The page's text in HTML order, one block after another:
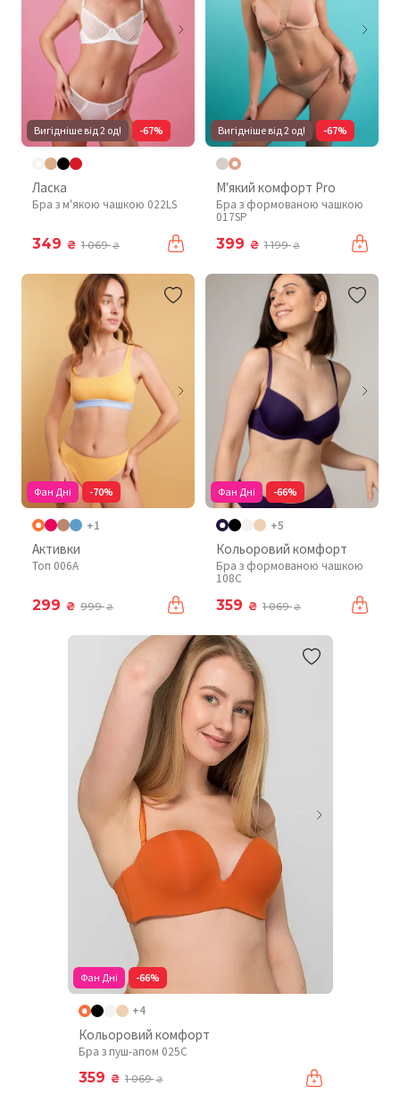
Вигідніше від 2 од! -67%
Ласка
Бра з м'якою чашкою 022LS
349 ₴ 1 069₴
Вигідніше від 2 од! -67%
М'який комфорт Pro
Бра з формованою чашкою
017SP
399 ₴ 1 199₴
Фан Дні -70%
+1
Активки
Топ 006A
299 ₴ 999₴
Фан Дні -66%
+5
Кольоровий комфорт
Бра з формованою чашкою
108C
359 ₴ 1 069₴
Фан Дні -66%
+4
Кольоровий комфорт
Бра з пуш-апом 025C
359 ₴ 1 069₴